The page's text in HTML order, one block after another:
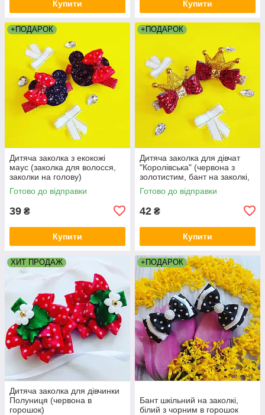
Купити Купити
+ПОДАРОК
Дитяча заколка з екокожі
маус (заколка для волосся,
заколки на голову)
Готово до відправки
39 ₴
Купити
+ПОДАРОК
Дитяча заколка для дівчат
"Королівська" (червона з
золотистим, бант на заколкі,
заколка для волосся)
Готово до відправки
42 ₴
Купити
ХИТ ПРОДАЖ
Дитяча заколка для дівчинки
Полуниця (червона в
горошок)
+ПОДАРОК
Бант шкільний на заколкі,
білий з чорним в горошок